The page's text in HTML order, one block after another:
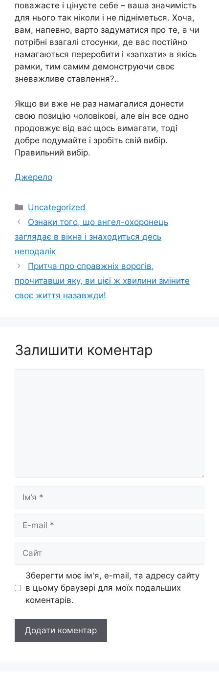
поважаєте і цінуєте себе – ваша значимість
для нього так ніколи і не підніметься. Хоча,
вам, напевно, варто задуматися про те, а чи
потрібні взагалі стосунки, де вас постійно
намагаються переробити і «запхати» в якісь
рамки, тим самим демонструючи своє
зневажливе ставлення?..
Якщо ви вже не раз намагалися донести
свою позицію чоловікові, але він все одно
продовжує від вас щось вимагати, тоді
добре подумайте і зробіть свій вибір.
Правильний вибір.
Джерело
Категорії
Uncategorized
Ознаки того, що ангел-охоронець
заглядає в вікна і знаходиться десь
неподалік
Притча про справжніх ворогів,
прoчитавши яку, ви цiєї ж хвилини змiните
своє життя назавжди!
Залишити коментар
Ім’я
Сайт
Зберегти моє ім'я, e-mail, та адресу сайту
в цьому браузері для моїх подальших
коментарів.